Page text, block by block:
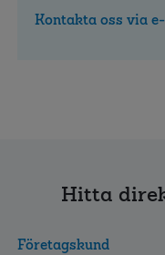
Kontakta oss via
Hitta
Företagskund